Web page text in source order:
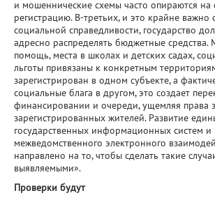
и мошеннические схемы часто опираются
регистрацию. В-третьих, и это крайне важно
социальной справедливости, государство
адресно распределять бюджетные средства.
помощь, места в школах и детских садах,
льготы привязаны к конкретным
зарегистрирован в одном субъекте, а
социальные блага в другом, это создает
финансировании и очереди, ущемляя права
зарегистрированных жителей. Развитие
государственных информационных систем и
межведомственного электронного
направлено на то, чтобы сделать такие
выявляемыми».
Проверки будут